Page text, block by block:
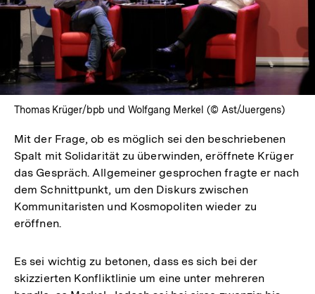
Thomas Krüger/bpb und Wolfgang Merkel (© Ast/Juergens)
Mit der Frage, ob es möglich sei den beschriebenen
Spalt mit Solidarität zu überwinden, eröffnete Krüger
das Gespräch. Allgemeiner gesprochen fragte er nach
dem Schnittpunkt, um den Diskurs zwischen
Kommunitaristen und Kosmopoliten wieder zu
eröffnen.
Es sei wichtig zu betonen, dass es sich bei der
skizzierten Konfliktlinie um eine unter mehreren